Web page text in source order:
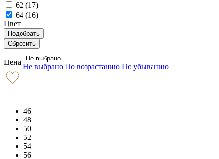
62 (17)
64 (16)
Цвет
Цена: Не выбрано
Не выбрано По возрастанию По убыванию
46
48
50
52
54
56